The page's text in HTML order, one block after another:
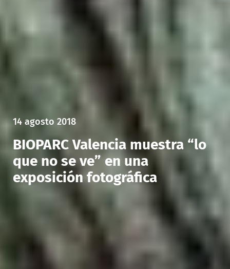
14 agosto 2018
BIOPARC Valencia muestra “lo
que no se ve” en una
exposición fotográfica